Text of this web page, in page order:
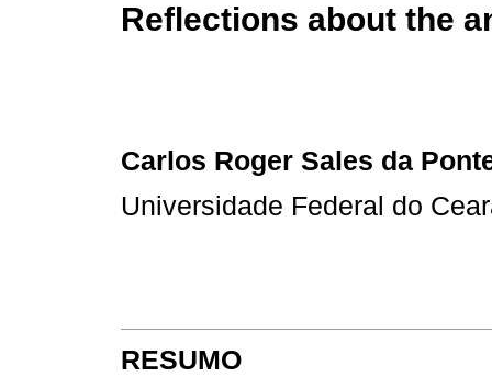
Reflections about the
Carlos Roger Sales da
Universidade Federal do
RESUMO